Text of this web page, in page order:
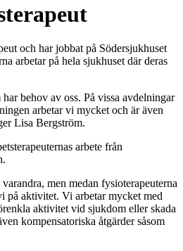
och har jobbat på Södersjukhuset
arbetar på hela sjukhuset där deras
behov av oss. På vissa avdelningar
arbetar vi mycket och är även
Lisa Bergström.
arbete från
men medan fysioterapeuterna
på aktivitet. Vi arbetar mycket med
aktivitet vid sjukdom eller skada
kompensatoriska åtgärder såsom